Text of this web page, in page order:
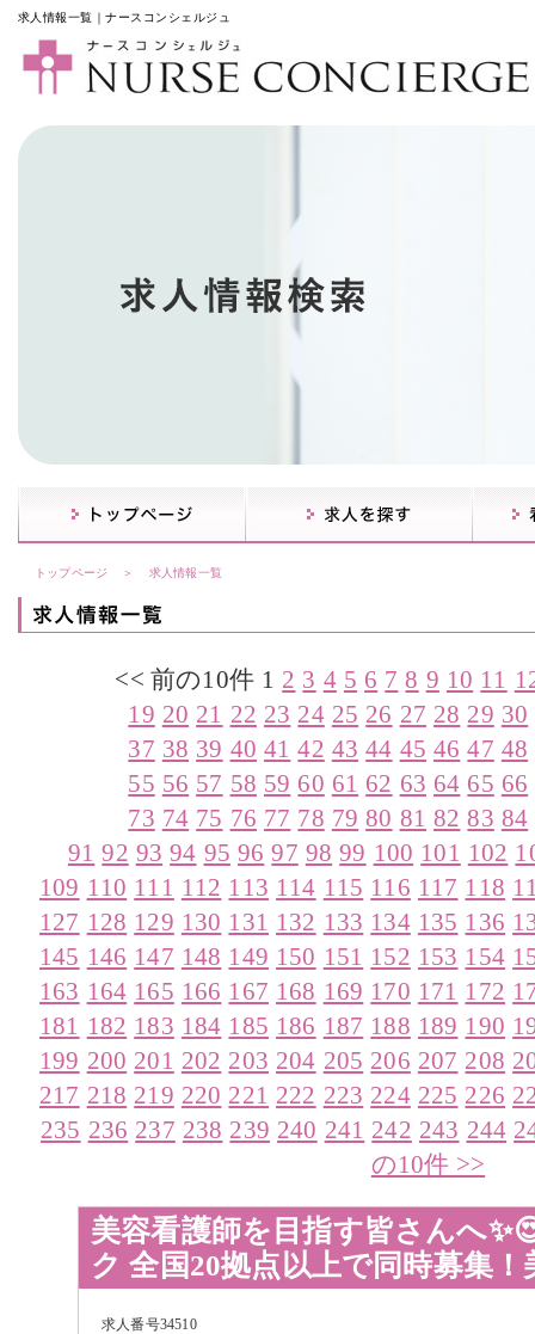
求人情報一覧｜ナースコンシェルジュ
トップページ ＞ 求人情報一覧
<< 前の10件 1 2 3 4 5 6 7 8 9 10 11
19 20 21 22 23 24 25 26 27 28 29 30
37 38 39 40 41 42 43 44 45 46 47 48
55 56 57 58 59 60 61 62 63 64 65 66
73 74 75 76 77 78 79 80 81 82 83 84
91 92 93 94 95 96 97 98 99 100 101 102
109 110 111 112 113 114 115 116 117 118
127 128 129 130 131 132 133 134 135 136
145 146 147 148 149 150 151 152 153 154
163 164 165 166 167 168 169 170 171 172
181 182 183 184 185 186 187 188 189 190
199 200 201 202 203 204 205 206 207 208
217 218 219 220 221 222 223 224 225 226
235 236 237 238 239 240 241 242 243 244
の10件 >>
美容看護師を目指す皆さんへ
ク 全国20拠点以上で同時募集
求人番号34510